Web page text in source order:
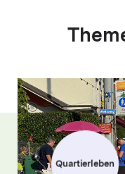
Quartierleben